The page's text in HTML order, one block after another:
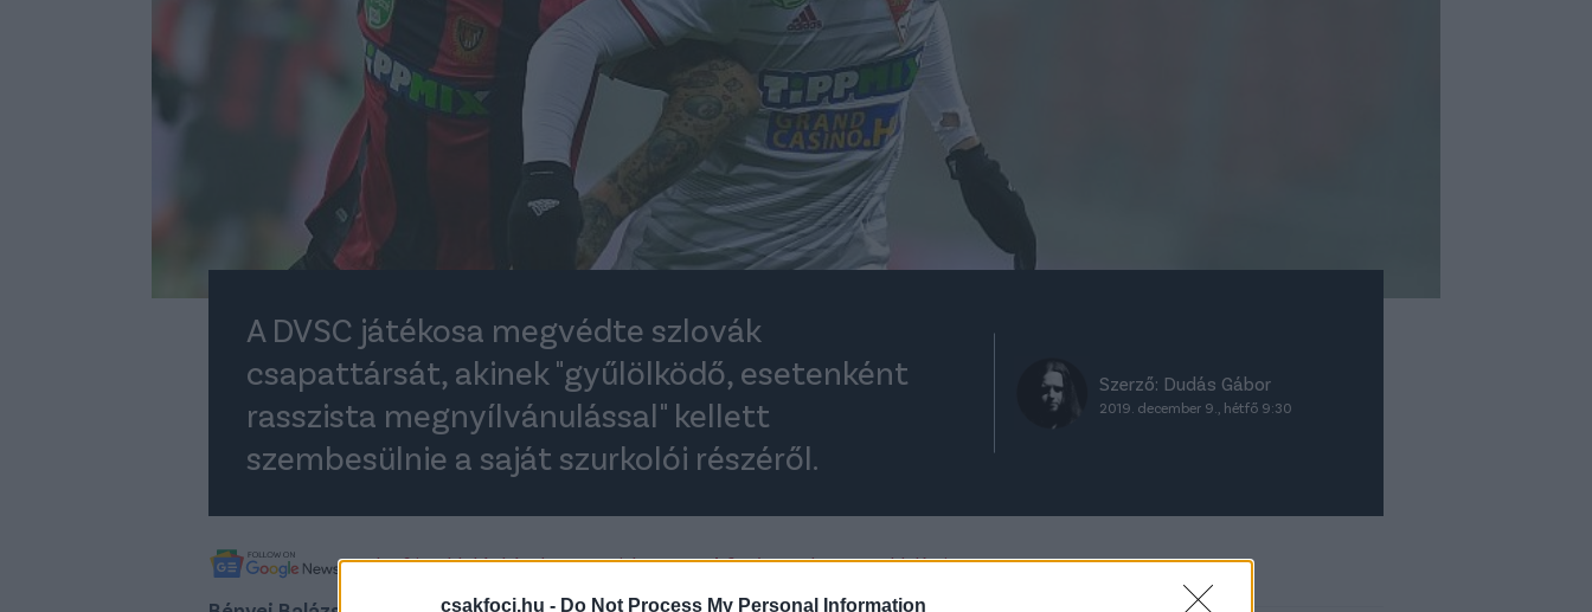
csakfoci.hu - Do Not Process My Personal Information
A DVSC játékosa megvédte szlovák
csapattársát, akinek "gyűlölködő, esetenként
rasszista megnyílvánulással" kellett
szembesülnie a saját szurkolói részéről.
Szerző: Dudás Gábor
2019. december 9., hétfő 9:30
A legfrissebb hírekért kövess minket aCsakfociGoogle News oldalán is! Ezeket ajánljuk